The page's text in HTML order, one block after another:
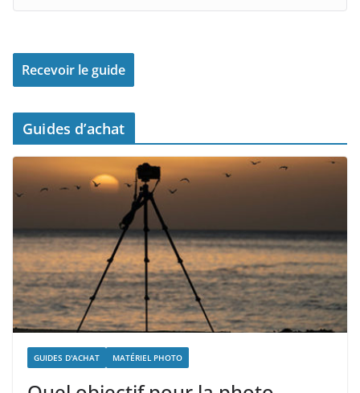
Guides d’achat
GUIDES D'ACHAT MATÉRIEL PHOTO